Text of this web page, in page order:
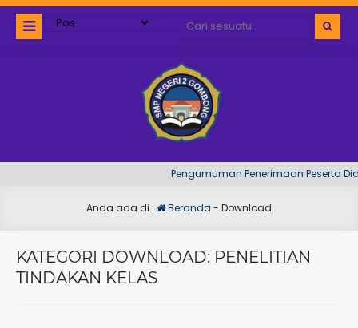
Pengumuman Penerimaan Peserta
Anda ada di : Beranda - Download
KATEGORI DOWNLOAD: PENELITIAN
TINDAKAN KELAS